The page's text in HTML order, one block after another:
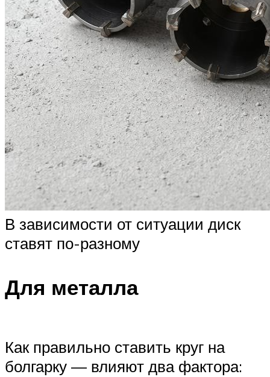
В зависимости от ситуации диск
ставят по-разному
Для металла
Как правильно ставить круг на
болгарку — влияют два фактора: